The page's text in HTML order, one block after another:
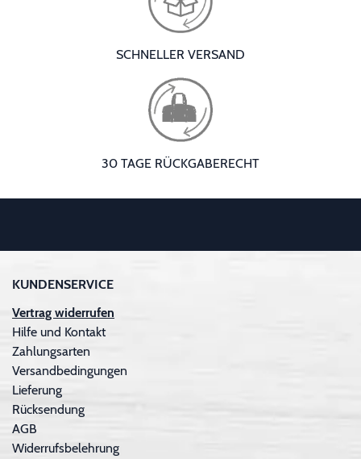
SCHNELLER VERSAND
30 TAGE RÜCKGABERECHT
KUNDENSERVICE
Vertrag widerrufen
Hilfe und Kontakt
Zahlungsarten
Versandbedingungen
Lieferung
Rücksendung
AGB
Widerrufsbelehrung